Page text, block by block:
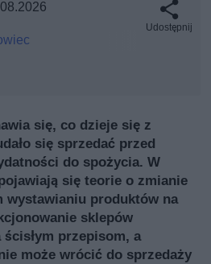
Udostępnij
się, co dzieje się z
się sprzedać przed
do spożycia. W
się teorie o zmianie
wystawianiu produktów na
sklepów
przepisom, a
może wrócić do sprzedaży